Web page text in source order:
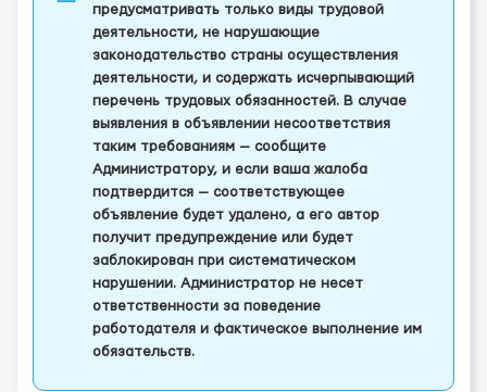
предусматривать только виды трудовой
деятельности, не нарушающие
законодательство страны осуществления
деятельности, и содержать исчерпывающий
перечень трудовых обязанностей. В случае
выявления в объявлении несоответствия
таким требованиям — сообщите
Администратору, и если ваша жалоба
подтвердится — соответствующее
объявление будет удалено, а его автор
получит предупреждение или будет
заблокирован при систематическом
нарушении. Администратор не несет
ответственности за поведение
работодателя и фактическое выполнение им
обязательств.